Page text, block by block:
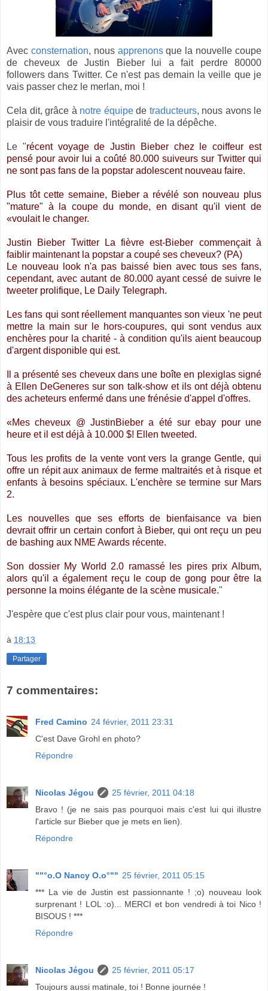
Avec consternation, nous apprenonsque la nouvelle coupe
de cheveux de Justin Bieber lui a fait perdre 80000
followers dans Twitter. Ce n'est pas demain la veille que je
vais passer chez le merlan, moi !
Cela dit, grâce à notre équipede traducteurs, nous avons le
plaisir de vous traduire l'intégralité de la dépêche.
Le "récent voyage de Justin Bieber chez le coiffeur est
pensé pour avoir lui a coûté 80.000 suiveurs sur Twitter qui
ne sont pas fans de la popstar adolescent nouveau faire.
Plus tôt cette semaine, Bieber a révélé son nouveau plus
"mature" à la coupe du monde, en disant qu'il vient de
«voulait le changer.
Justin Bieber Twitter La fièvre est-Bieber commençait à
faiblir maintenant la popstar a coupé ses cheveux? (PA)
Le nouveau look n'a pas baissé bien avec tous ses fans,
cependant, avec autant de 80.000 ayant cessé de suivre le
tweeter prolifique, Le Daily Telegraph.
Les fans qui sont réellement manquantes son vieux 'ne peut
mettre la main sur le hors-coupures, qui sont vendus aux
enchères pour la charité - à condition qu'ils aient beaucoup
d'argent disponible qui est.
Il a présenté ses cheveux dans une boîte en plexiglas signé
à Ellen DeGeneres sur son talk-show et ils ont déjà obtenu
des acheteurs enfermé dans une frénésie d'appel d'offres.
«Mes cheveux @ JustinBieber a été sur ebay pour une
heure et il est déjà à 10.000 $! Ellen tweeted.
Tous les profits de la vente vont vers la grange Gentle, qui
offre un répit aux animaux de ferme maltraités et à risque et
enfants à besoins spéciaux. L'enchère se termine sur Mars
2.
Les nouvelles que ses efforts de bienfaisance va bien
devrait offrir un certain confort à Bieber, qui ont reçu un peu
de bashing aux NME Awards récente.
Son dossier My World 2.0 ramassé les pires prix Album,
alors qu'il a également reçu le coup de gong pour être la
personne la moins élégante de la scène musicale."
J'espère que c'est plus clair pour vous, maintenant !
à 18:13
Partager
7 commentaires:
Fred Camino 24 février, 2011 23:31
C'est Dave Grohl en photo?
Répondre
Nicolas Jégou
25 février, 2011 04:18
Bravo ! (je ne sais pas pourquoi mais c'est lui qui illustre
l'article sur Bieber que je mets en lien).
Répondre
""°o.O Nancy O.o°"" 25 février, 2011 05:15
*** La vie de Justin est passionnante ! ;o) nouveau look
surprenant ! LOL :o)... MERCI et bon vendredi à toi Nico !
BISOUS ! ***
Répondre
Nicolas Jégou
25 février, 2011 05:17
Toujours aussi matinale, toi ! Bonne journée !